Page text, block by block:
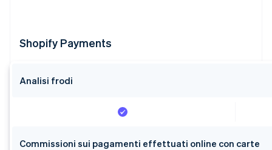
Shopify Payments
Analisi frodi
Commissioni sui pagamenti effettuati online con carte